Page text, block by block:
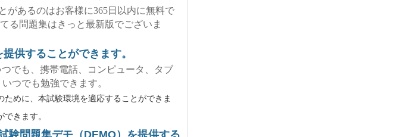
があるのはお客様に365日以内に無料で
る問題集はきっと最新版でございま
供することができます。
つでも、携帯電話、コンピュータ、タブ
つでも勉強できます。
めに、本試験環境を適応することができま
きます。
験問題集デモ（DEMO）を提供する